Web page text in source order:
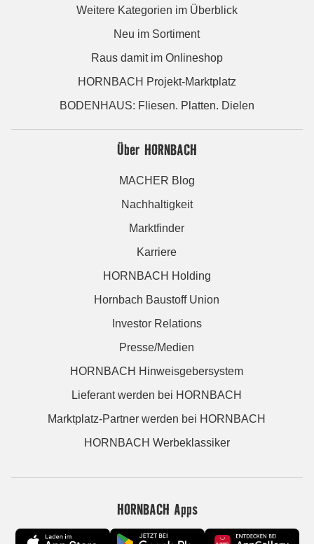
Weitere Kategorien im Überblick
Neu im Sortiment
Raus damit im Onlineshop
HORNBACH Projekt-Marktplatz
BODENHAUS: Fliesen. Platten. Dielen
Über HORNBACH
MACHER Blog
Nachhaltigkeit
Marktfinder
Karriere
HORNBACH Holding
Hornbach Baustoff Union
Investor Relations
Presse/Medien
HORNBACH Hinweisgebersystem
Lieferant werden bei HORNBACH
Marktplatz-Partner werden bei HORNBACH
HORNBACH Werbeklassiker
HORNBACH Apps